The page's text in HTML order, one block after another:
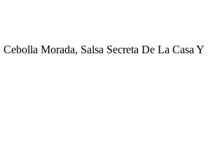
Morada, Salsa Secreta De La Casa Y